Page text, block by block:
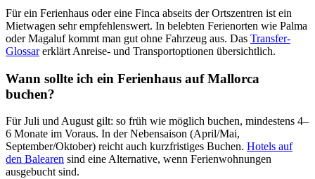
Für ein Ferienhaus oder eine Finca abseits der Ortszentren ist ein
Mietwagen sehr empfehlenswert. In belebten Ferienorten wie Palma
oder Magaluf kommt man gut ohne Fahrzeug aus. Das Transfer-
Glossarerklärt Anreise- und Transportoptionen übersichtlich.
Wann sollte ich ein Ferienhaus auf Mallorca
buchen?
Für Juli und August gilt: so früh wie möglich buchen, mindestens 4–
6 Monate im Voraus. In der Nebensaison (April/Mai,
September/Oktober) reicht auch kurzfristiges Buchen. Hotels auf
den Balearen sind eine Alternative, wenn Ferienwohnungen
ausgebucht sind.